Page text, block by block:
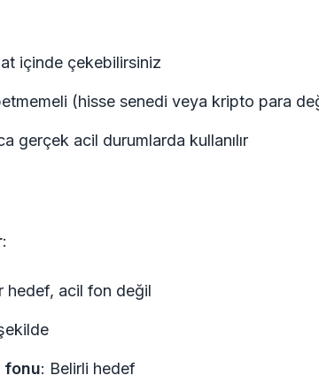
içinde çekebilirsiniz
(hisse senedi veya kripto para
gerçek acil durumlarda kullanılır
:
hedef, acil fon değil
fonu: Belirli hedef